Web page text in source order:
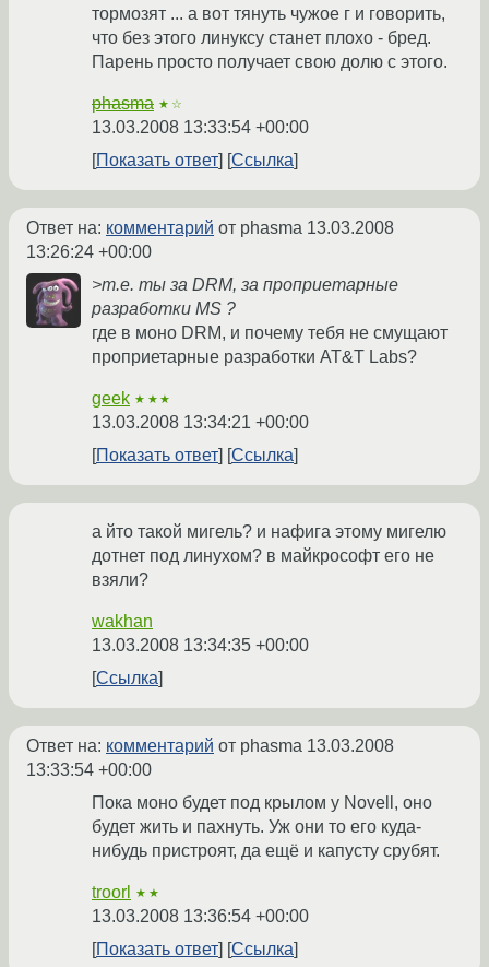
тормозят ... а вот тянуть чужое г и говорить,
что без этого линуксу станет плохо - бред.
Парень просто получает свою долю с этого.
phasma ★☆
13.03.2008 13:33:54 +00:00
Показать ответ
Ссылка
Ответ на: комментарий от phasma 13.03.2008
13:26:24 +00:00
>т.е. ты за DRM, за проприетарные
разработки MS ?
где в моно DRM, и почему тебя не смущают
проприетарные разработки AT&T Labs?
geek ★★★
13.03.2008 13:34:21 +00:00
Показать ответ
Ссылка
а йто такой мигель? и нафига этому мигелю
дотнет под линухом? в майкрософт его не
взяли?
wakhan
13.03.2008 13:34:35 +00:00
Ссылка
Ответ на: комментарий от phasma 13.03.2008
13:33:54 +00:00
Пока моно будет под крылом у Novell, оно
будет жить и пахнуть. Уж они то его куда-
нибудь пристроят, да ещё и капусту срубят.
troorl ★★
13.03.2008 13:36:54 +00:00
Показать ответ
Ссылка